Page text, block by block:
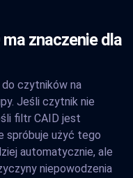
ma znaczenie dla
do czytników na
Jeśli czytnik nie
filtr CAID jest
spróbuje użyć tego
automatycznie, ale
niepowodzenia